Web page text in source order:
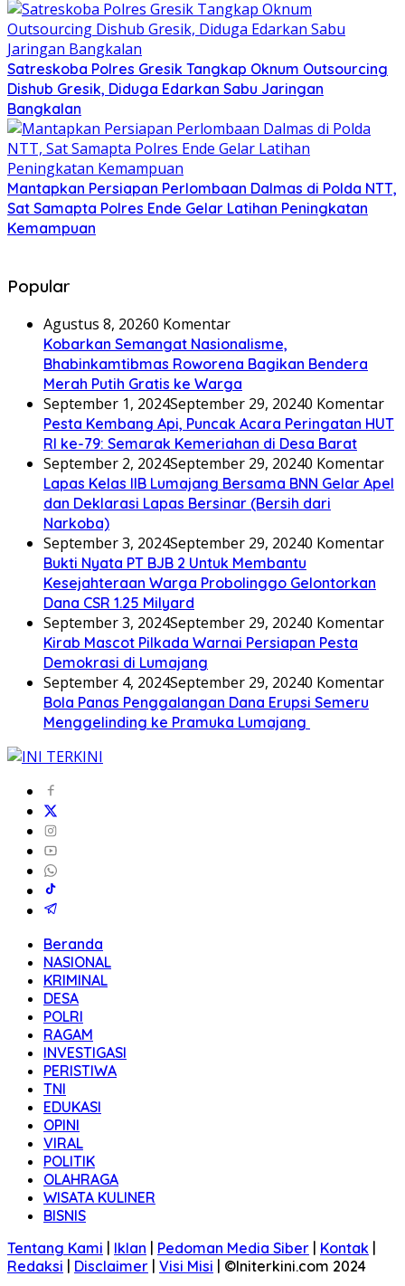
Satreskoba Polres Gresik Tangkap Oknum Outsourcing
Dishub Gresik, Diduga Edarkan Sabu Jaringan
Bangkalan
Mantapkan Persiapan Perlombaan Dalmas di Polda NTT,
Sat Samapta Polres Ende Gelar Latihan Peningkatan
Kemampuan
Popular
Agustus 8, 20260 Komentar
Kobarkan Semangat Nasionalisme,
Bhabinkamtibmas Roworena Bagikan Bendera
Merah Putih Gratis ke Warga
September 1, 2024September 29, 20240 Komentar
Pesta Kembang Api, Puncak Acara Peringatan HUT
RI ke-79: Semarak Kemeriahan di Desa Barat
September 2, 2024September 29, 20240 Komentar
Lapas Kelas IIB Lumajang Bersama BNN Gelar Apel
dan Deklarasi Lapas Bersinar (Bersih dari
Narkoba)
September 3, 2024September 29, 20240 Komentar
Bukti Nyata PT BJB 2 Untuk Membantu
Kesejahteraan Warga Probolinggo Gelontorkan
Dana CSR 1.25 Milyard
September 3, 2024September 29, 20240 Komentar
Kirab Mascot Pilkada Warnai Persiapan Pesta
Demokrasi di Lumajang
September 4, 2024September 29, 20240 Komentar
Bola Panas Penggalangan Dana Erupsi Semeru
Menggelinding ke Pramuka Lumajang
Beranda
NASIONAL
KRIMINAL
DESA
POLRI
RAGAM
INVESTIGASI
PERISTIWA
TNI
EDUKASI
OPINI
VIRAL
POLITIK
OLAHRAGA
WISATA KULINER
BISNIS
Tentang Kami | Iklan | Pedoman Media Siber | Kontak |
Redaksi | Disclaimer | Visi Misi | ©Initerkini.com 2024